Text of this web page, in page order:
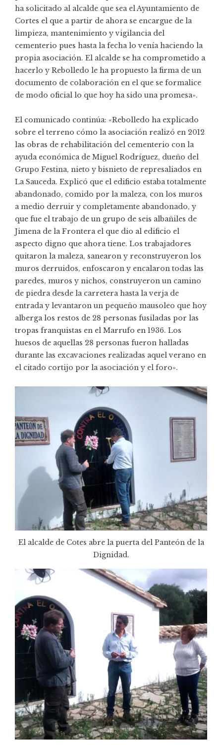
ha solicitado al alcalde que sea el Ayuntamiento de
Cortes el que a partir de ahora se encargue de la
limpieza, mantenimiento y vigilancia del
cementerio pues hasta la fecha lo venía haciendo la
propia asociación. El alcalde se ha comprometido a
hacerlo y Rebolledo le ha propuesto la firma de un
documento de colaboración en el que se formalice
de modo oficial lo que hoy ha sido una promesa».
El comunicado continúa: «Rebolledo ha explicado
sobre el terreno cómo la asociación realizó en 2012
las obras de rehabilitación del cementerio con la
ayuda económica de Miguel Rodríguez, dueño del
Grupo Festina, nieto y bisnieto de represaliados en
La Sauceda. Explicó que el edificio estaba totalmente
abandonado, comido por la maleza, con los muros
a medio derruir y completamente abandonado, y
que fue el trabajo de un grupo de seis albañiles de
Jimena de la Frontera el que dio al edificio el
aspecto digno que ahora tiene. Los trabajadores
quitaron la maleza, sanearon y reconstruyeron los
muros derruidos, enfoscaron y encalaron todas las
paredes, muros y nichos, construyeron un camino
de piedra desde la carretera hasta la verja de
entrada y levantaron un pequeño mausoleo que hoy
alberga los restos de 28 personas fusiladas por las
tropas franquistas en el Marrufo en 1936. Los
huesos de aquellas 28 personas fueron halladas
durante las excavaciones realizadas aquel verano en
el citado cortijo por la asociación y el foro».
El alcalde de Cotes abre la puerta del Panteón de la
Dignidad.